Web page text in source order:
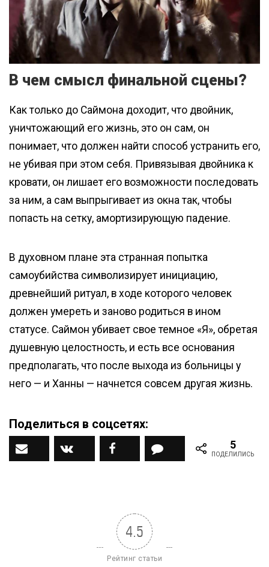
В чем смысл финальной сцены?
Как только до Саймона доходит, что двойник,
уничтожающий его жизнь, это он сам, он
понимает, что должен найти способ устранить его,
не убивая при этом себя. Привязывая двойника к
кровати, он лишает его возможности последовать
за ним, а сам выпрыгивает из окна так, чтобы
попасть на сетку, амортизирующую падение.
В духовном плане эта странная попытка
самоубийства символизирует инициацию,
древнейший ритуал, в ходе которого человек
должен умереть и заново родиться в ином
статусе. Саймон убивает свое темное «Я», обретая
душевную целостность, и есть все основания
предполагать, что после выхода из больницы у
него — и Ханны — начнется совсем другая жизнь.
Поделиться в соцсетях:
Наш ДЗЕН каналВконтакте Facebook Комментарии 5
ПОДЕЛИЛИСЬ
4.5
Рейтинг статьи